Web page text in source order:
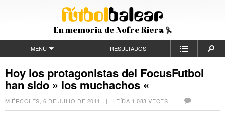
En memoria de Nofre Riera
MENÚ RESULTADOS
Hoy los protagonistas del FocusFutbol
han sido » los muchachos «
MIÉRCOLES, 6 DE JULIO DE 2011 | LEÍDA 1.083 VECES |